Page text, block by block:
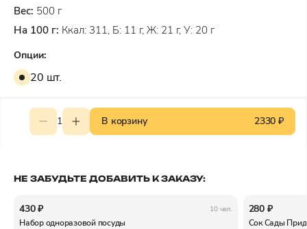
Вес: 500 г
На 100 г: Ккал: 311, Б: 11 г, Ж: 21 г, У: 20 г
Опции:
20 шт.
1 В корзину 2330 ₽
НЕ ЗАБУДЬТЕ ДОБАВИТЬ К ЗАКАЗУ:
430 ₽ 10 чел.
Набор одноразовой посуды
280 ₽
Сок Сады